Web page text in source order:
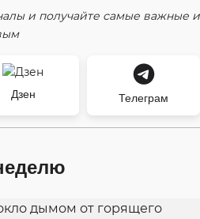
и получайте самые важные и
Дзен Телеграм